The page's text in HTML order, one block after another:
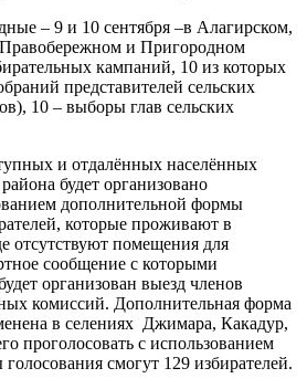
– 9 и 10 сентября –в Алагирском,
и Пригородном
кампаний, 10 из которых
представителей сельских
10 – выборы глав сельских
и отдалённых населённых
будет организовано
дополнительной формы
которые проживают в
отсутствуют помещения для
сообщение с которыми
организован выезд членов
комиссий. Дополнительная форма
в селениях Джимара, Какадур,
проголосовать с использованием
смогут 129 избирателей.